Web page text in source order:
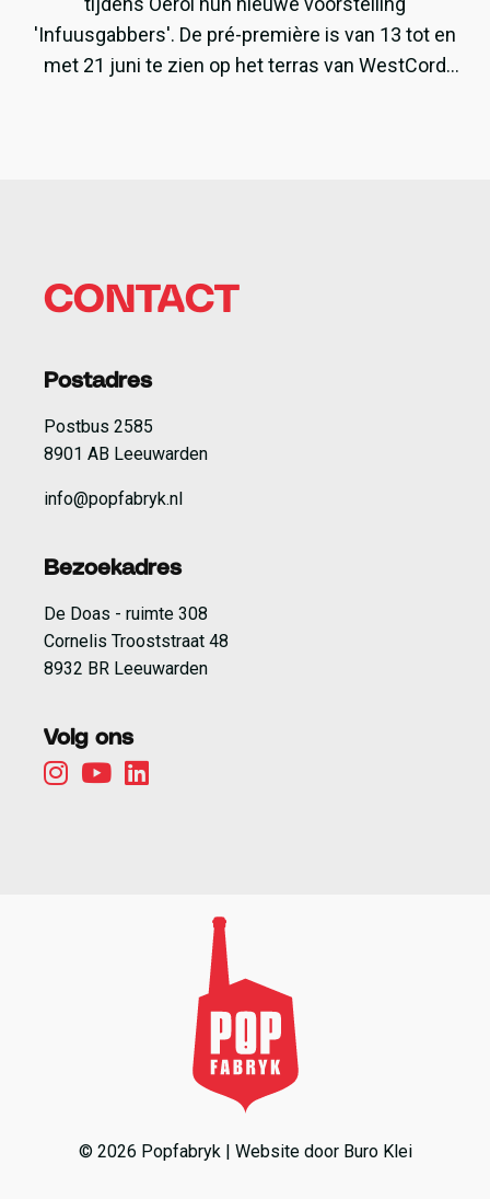
'Infuusgabbers'. De pré-première is van 13 tot en
met 21 juni te zien op het terras van WestCord
CONTACT
Postadres
Postbus 2585
8901 AB Leeuwarden
info@popfabryk.nl
Bezoekadres
De Doas - ruimte 308
Cornelis Trooststraat 48
8932 BR Leeuwarden
Volg ons
© 2026 Popfabryk | Website door Buro Klei